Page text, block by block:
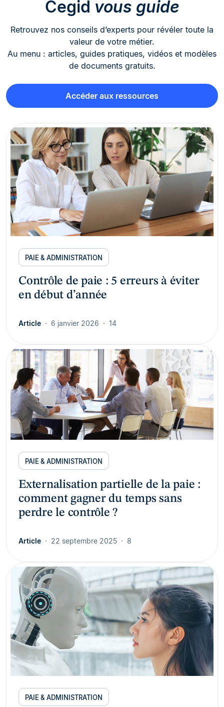
Cegid vous guide
Retrouvez nos conseils d’experts pour révéler toute la
valeur de votre métier.
Au menu : articles, guides pratiques, vidéos et modèles
de documents gratuits.
Accéder aux ressources
PAIE & ADMINISTRATION
Contrôle de paie : 5 erreurs à éviter
en début d’année
Article 6 janvier 2026 14
PAIE & ADMINISTRATION
Externalisation partielle de la paie :
comment gagner du temps sans
perdre le contrôle ?
Article 22 septembre 2025 8
PAIE & ADMINISTRATION